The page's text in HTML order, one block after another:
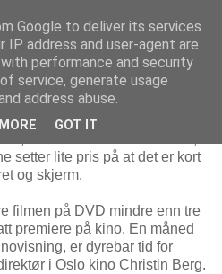
liv i fildelingen?
setter lite pris på at det er kort
og skjerm.
filmen på DVD mindre enn tre
premiere på kino. En måned
er dyrebar tid for
i Oslo kino Christin Berg.
Google to deliver its services
IP address and user-agent are
performance and security
service, generate usage
address abuse.
GOT IT